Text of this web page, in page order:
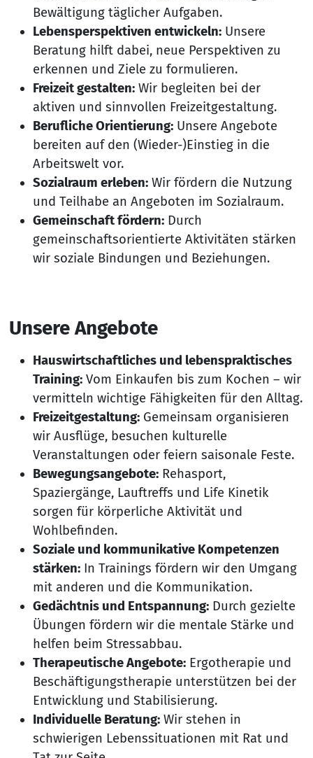
Bewältigung täglicher Aufgaben.
Lebensperspektiven entwickeln: Unsere
Beratung hilft dabei, neue Perspektiven zu
erkennen und Ziele zu formulieren.
Freizeit gestalten: Wir begleiten bei der
aktiven und sinnvollen Freizeitgestaltung.
Berufliche Orientierung: Unsere Angebote
bereiten auf den (Wieder-)Einstieg in die
Arbeitswelt vor.
Sozialraum erleben: Wir fördern die Nutzung
und Teilhabe an Angeboten im Sozialraum.
Gemeinschaft fördern: Durch
gemeinschaftsorientierte Aktivitäten stärken
wir soziale Bindungen und Beziehungen.
Unsere Angebote
Hauswirtschaftliches und lebenspraktisches
Training: Vom Einkaufen bis zum Kochen – wir
vermitteln wichtige Fähigkeiten für den Alltag.
Freizeitgestaltung: Gemeinsam organisieren
wir Ausflüge, besuchen kulturelle
Veranstaltungen oder feiern saisonale Feste.
Bewegungsangebote: Rehasport,
Spaziergänge, Lauftreffs und Life Kinetik
sorgen für körperliche Aktivität und
Wohlbefinden.
Soziale und kommunikative Kompetenzen
stärken: In Trainings fördern wir den Umgang
mit anderen und die Kommunikation.
Gedächtnis und Entspannung: Durch gezielte
Übungen fördern wir die mentale Stärke und
helfen beim Stressabbau.
Therapeutische Angebote: Ergotherapie und
Beschäftigungstherapie unterstützen bei der
Entwicklung und Stabilisierung.
Individuelle Beratung: Wir stehen in
schwierigen Lebenssituationen mit Rat und